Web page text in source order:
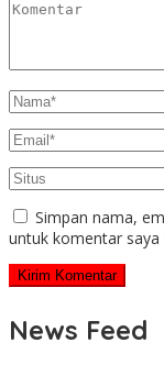
Simpan nama,
untuk komentar saya
News Feed